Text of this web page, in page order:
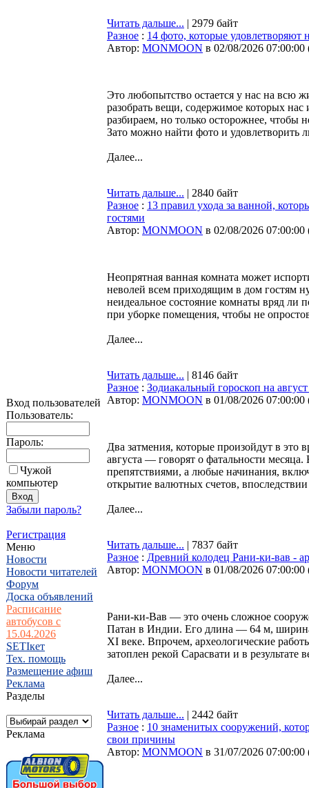
Вход пользователей
Пользователь:
Пароль:
Чужой
компьютер
Забыли пароль?
Регистрация
Меню
Новости
Новости читателей
Форум
Доска объявлений
Расписание
автобусов с
15.04.2026
SETIкет
Тех. помощь
Размещение афиш
Реклама
Разделы
Реклама
Читать дальше... | 2979 байт
Разное : 14 фото, которые
Автор: MONMOON в 02/08/2026 07:00:00
Это любопытство остается у нас на всю
разобрать вещи, содержимое которых
разбираем, но только осторожнее, чтобы
Зато можно найти фото и удовлетворить
Далее...
Читать дальше... | 2840 байт
Разное : 13 правил ухода за ванной,
гостями
Автор: MONMOON в 02/08/2026 07:00:00
Неопрятная ванная комната может
неволей всем приходящим в дом гостям
неидеальное состояние комнаты вряд ли
при уборке помещения, чтобы не
Далее...
Читать дальше... | 8146 байт
Разное : Зодиакальный гороскоп на
Автор: MONMOON в 01/08/2026 07:00:00
Два затмения, которые произойдут в это
августа — говорят о фатальности
препятствиями, а любые начинания,
открытие валютных счетов,
Далее...
Читать дальше... | 7837 байт
Разное : Древний колодец Рани-ки-вав -
Автор: MONMOON в 01/08/2026 07:00:00
Рани-ки-Вав — это очень сложное
Патан в Индии. Его длина — 64 м,
XI веке. Впрочем, археологические
затоплен рекой Сарасвати и в результате
Далее...
Читать дальше... | 2442 байт
Разное : 10 знаменитых сооружений,
свои причины
Автор: MONMOON в 31/07/2026 07:00:00